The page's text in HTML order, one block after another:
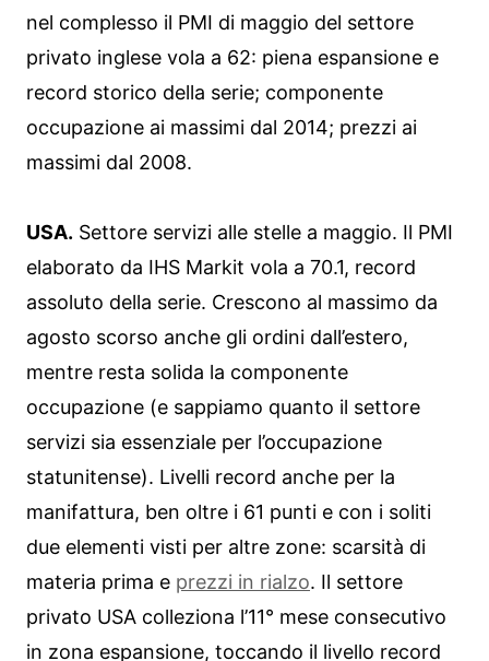
nel complesso il PMI di maggio del settore
privato inglese vola a 62: piena espansione e
record storico della serie; componente
occupazione ai massimi dal 2014; prezzi ai
massimi dal 2008.
USA. Settore servizi alle stelle a maggio. Il PMI
elaborato da IHS Markit vola a 70.1, record
assoluto della serie. Crescono al massimo da
agosto scorso anche gli ordini dall’estero,
mentre resta solida la componente
occupazione (e sappiamo quanto il settore
servizi sia essenziale per l’occupazione
statunitense). Livelli record anche per la
manifattura, ben oltre i 61 punti e con i soliti
due elementi visti per altre zone: scarsità di
materia prima e prezzi in rialzo. Il settore
privato USA colleziona l’11° mese consecutivo
in zona espansione, toccando il livello record